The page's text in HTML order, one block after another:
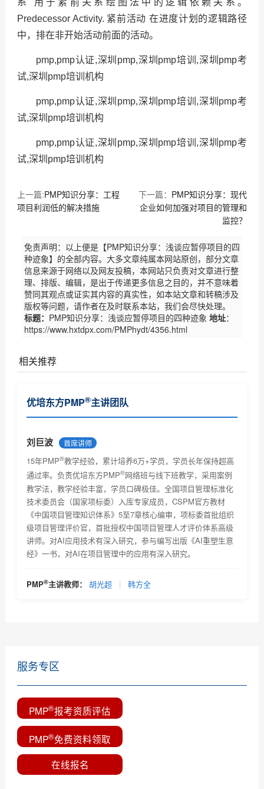
系 用于紧前关系绘图法中的逻辑依赖关系。
Predecessor Activity. 紧前活动 在进度计划的逻辑路径
中，排在非开始活动前面的活动。
pmp,pmp认证,深圳pmp,深圳pmp培训,深圳pmp考
试,深圳pmp培训机构
pmp,pmp认证,深圳pmp,深圳pmp培训,深圳pmp考
试,深圳pmp培训机构
pmp,pmp认证,深圳pmp,深圳pmp培训,深圳pmp考
试,深圳pmp培训机构
上一篇:PMP知识分享：工程
项目利润低的解决措施
下一篇： PMP知识分享：现代
企业如何加强对项目的管理和
监控？
免责声明：以上便是【PMP知识分享：浅谈应暂停项目的四
种迹象】的全部内容。大多文章纯属本网站原创，部分文章
信息来源于网络以及网友投稿，本网站只负责对文章进行整
理、排版、编辑，是出于传递更多信息之目的，并不意味着
赞同其观点或证实其内容的真实性，如本站文章和转稿涉及
版权等问题，请作者在及时联系本站，我们会尽快处理。
标题： PMP知识分享：浅谈应暂停项目的四种迹象 地址：
https://www.hxtdpx.com/PMPhydt/4356.html
相关推荐
PMI(中国)2017项目管理大会诚征主题（优培东方）
关于2017年6月份项目管理考试北京考场已达报名人数
上限...
关于PMBOK® 指南改版及PMP®认证考试更新有关事宜
的通知...
2018年项目管理认证考试时间安排及教材改版通知
关于项目管理系列职业资格认证考试考试费价格调整的
通...
2018年2月PMI全球认证人士及《项目管理知识体系指南
(P...
优培东方2018年9月8日项目管理资格认证考试的报名通
全球PMP认证人数2019年4月
优培东方PMP®主讲团队
刘巨波 首席讲师
15年PMP®教学经验，累计培养6万+学员，学员长年保持超高
通过率。负责优培东方PMP®网络班与线下班教学，采用案例
教学法，教学经验丰富，学员口碑极佳。全国项目管理标准化
技术委员会（国家项标委）入库专家成员，CSPM官方教材
《中国项目管理知识体系》5至7章核心编审，项标委首批组织
级项目管理评价官，首批授权中国项目管理人才评价体系高级
讲师。对AI应用技术有深入研究，参与编写出版《AI重塑生意
经》一书，对AI在项目管理中的应用有深入研究。
PMP®主讲教师： 胡光超 | 韩方全
服务专区
PMP®报考资质评估
PMP®免费资料领取
在线报名